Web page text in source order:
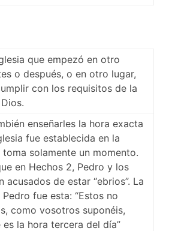
que empezó en otro
o después, o en otro lugar,
con los requisitos de la
enseñarles la hora exacta
fue establecida en la
toma solamente un momento.
en Hechos 2, Pedro y los
acusados de estar “ebrios”. La
fue esta: “Estos no
como vosotros suponéis,
es la hora tercera del día”